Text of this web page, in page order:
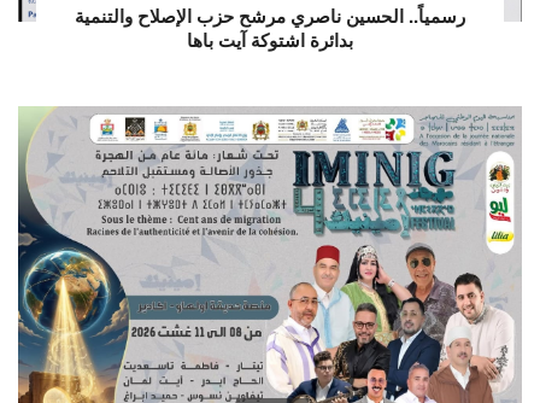
رسمياً.. الحسين ناصري مرشح حزب الإصلاح والتنمية
بدائرة اشتوكة آيت باها